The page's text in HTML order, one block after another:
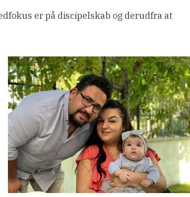
er på discipelskab og derudfra at